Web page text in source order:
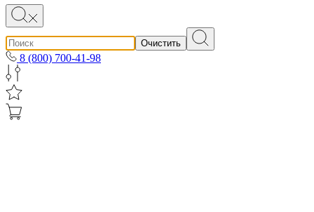
Очистить
8 (800) 700-41-98